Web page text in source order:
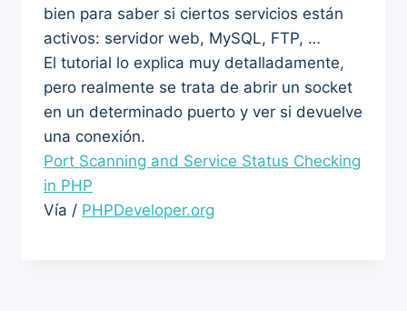
bien para saber si ciertos servicios están
activos: servidor web, MySQL, FTP, …
El tutorial lo explica muy detalladamente,
pero realmente se trata de abrir un socket
en un determinado puerto y ver si devuelve
una conexión.
Port Scanning and Service Status Checking
in PHP
Vía / PHPDeveloper.org